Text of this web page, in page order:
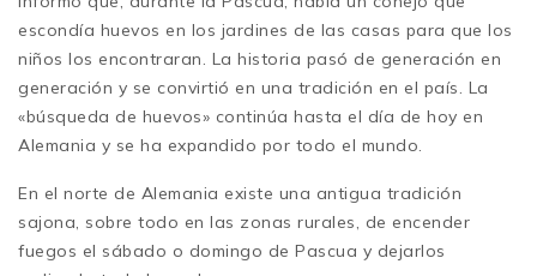
escondía huevos en los jardines de las casas para que los
niños los encontraran. La historia pasó de generación en
generación y se convirtió en una tradición en el país. La
«búsqueda de huevos» continúa hasta el día de hoy en
Alemania y se ha expandido por todo el mundo.
En el norte de Alemania existe una antigua tradición
sajona, sobre todo en las zonas rurales, de encender
fuegos el sábado o domingo de Pascua y dejarlos